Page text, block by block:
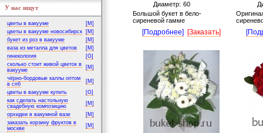
У нас ищут
цветы в вакууме
[M]
цветы в вакууме новосибирск
[M]
букет из роз в вакууме
[M]
ваза из металла для цветов
[M]
гинекология
[G]
сколько стоит живой цветок в
вакууме
[M]
чёрно-бордовые каллы оптом
в спб
[M]
цветы в вакууме купить
[G]
как сделать настольную
свадебную композицию
[M]
орхидеи в вакумной вазе
[M]
заказать корзину фруктов в
москве
[M]
Диаметр: 60
Большой букет в бело-
сиреневой гамме
[Подробнее] [Заказать]